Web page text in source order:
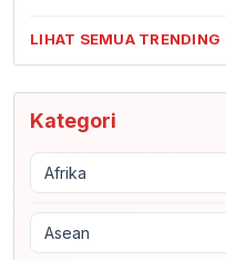
LIHAT SEMUA TRENDING
Kategori
Afrika
Asean